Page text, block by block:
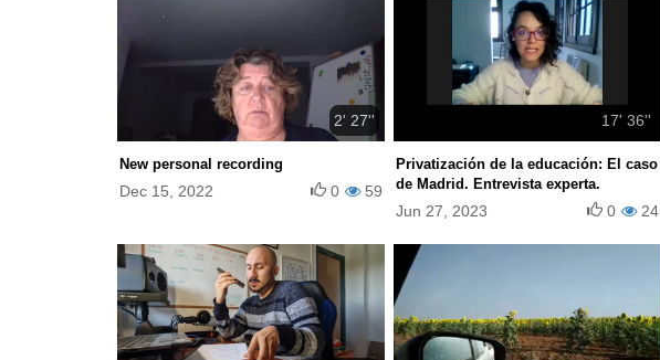
2' 27''
New personal recording
Dec 15, 2022 59
0
17' 36''
Privatización de la educación: El caso
de Madrid. Entrevista experta.
Jun 27, 2023 24
0